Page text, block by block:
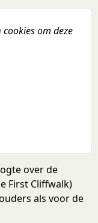
cookies om deze
over de
First Cliffwalk)
als voor de